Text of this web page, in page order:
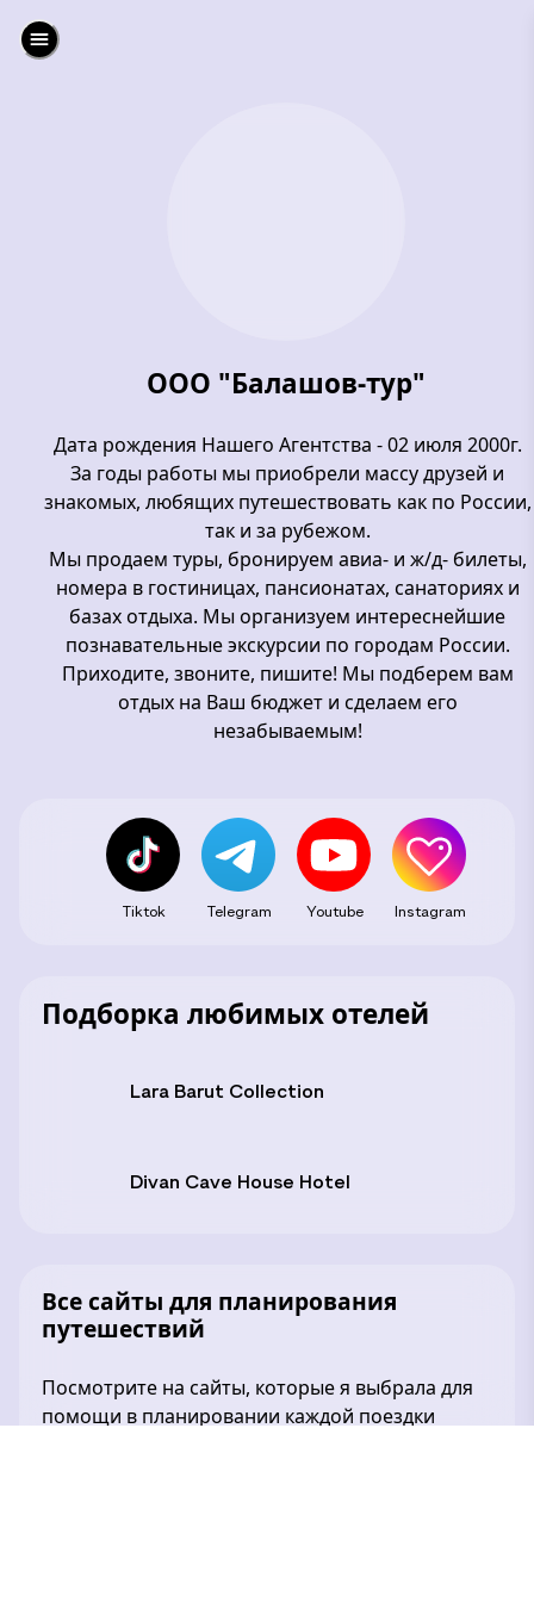
ООО "Балашов-тур"
Дата рождения Нашего Агентства - 02 июля 2000г.
За годы работы мы приобрели массу друзей и
знакомых, любящих путешествовать как по России,
так и за рубежом.
Мы продаем туры, бронируем авиа- и ж/д- билеты,
номера в гостиницах, пансионатах, санаториях и
базах отдыха. Мы организуем интереснейшие
познавательные экскурсии по городам России.
Приходите, звоните, пишите! Мы подберем вам
отдых на Ваш бюджет и сделаем его
незабываемым!
Tiktok Telegram Youtube Instagram
Подборка любимых отелей
Lara Barut Collection
Divan Cave House Hotel
Все сайты для планирования
путешествий
Посмотрите на сайты, которые я выбрала для
помощи в планировании каждой поездки